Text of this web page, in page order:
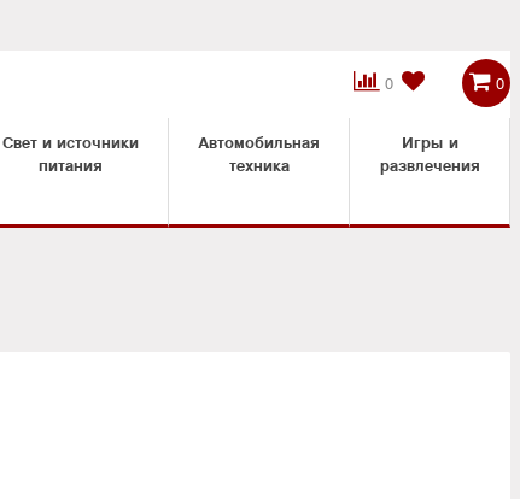
0

 0
Свет и источники
питания
Автомобильная
техника
Игры и
развлечения